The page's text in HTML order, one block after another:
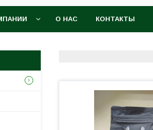
О НАС КОНТАКТЫ